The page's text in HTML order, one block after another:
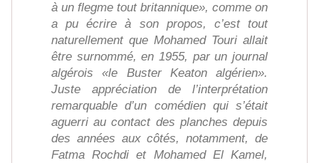
à un flegme tout britannique», comme on
a pu écrire à son propos, c’est tout
naturellement que Mohamed Touri allait
être surnommé, en 1955, par un journal
algérois «le Buster Keaton algérien».
Juste appréciation de l’interprétation
remarquable d’un comédien qui s’était
aguerri au contact des planches depuis
des années aux côtés, notamment, de
Fatma Rochdi et Mohamed El Kamel,